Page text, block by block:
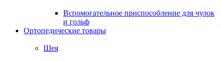
Вспомогательное приспособление для чулок
и гольф
Ортопедические товары
Шея